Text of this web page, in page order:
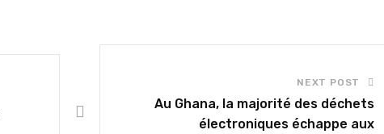
NEXT POST
Au Ghana, la majorité des déchets
électroniques échappe aux